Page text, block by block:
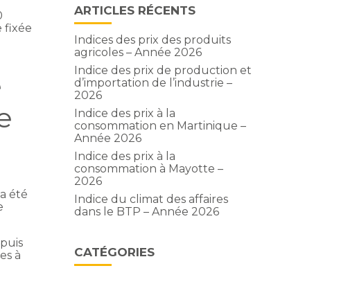
fixée
été
à
ARTICLES RÉCENTS
Indices des prix des produits
agricoles – Année 2026
Indice des prix de production et
d’importation de l’industrie –
2026
Indice des prix à la
consommation en Martinique –
Année 2026
Indice des prix à la
consommation à Mayotte –
2026
Indice du climat des affaires
dans le BTP – Année 2026
CATÉGORIES